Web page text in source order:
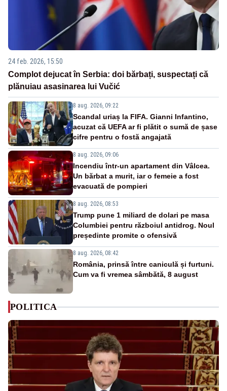
24 feb. 2026, 15:50
Complot dejucat în Serbia: doi bărbați, suspectați că
plănuiau asasinarea lui Vučić
8 aug. 2026, 09:22
Scandal uriaș la FIFA. Gianni Infantino,
acuzat că UEFA ar fi plătit o sumă de șase
cifre pentru o fostă angajată
8 aug. 2026, 09:06
Incendiu într-un apartament din Vâlcea.
Un bărbat a murit, iar o femeie a fost
evacuată de pompieri
8 aug. 2026, 08:53
Trump pune 1 miliard de dolari pe masa
Columbiei pentru războiul antidrog. Noul
președinte promite o ofensivă
8 aug. 2026, 08:42
România, prinsă între caniculă și furtuni.
Cum va fi vremea sâmbătă, 8 august
POLITICA